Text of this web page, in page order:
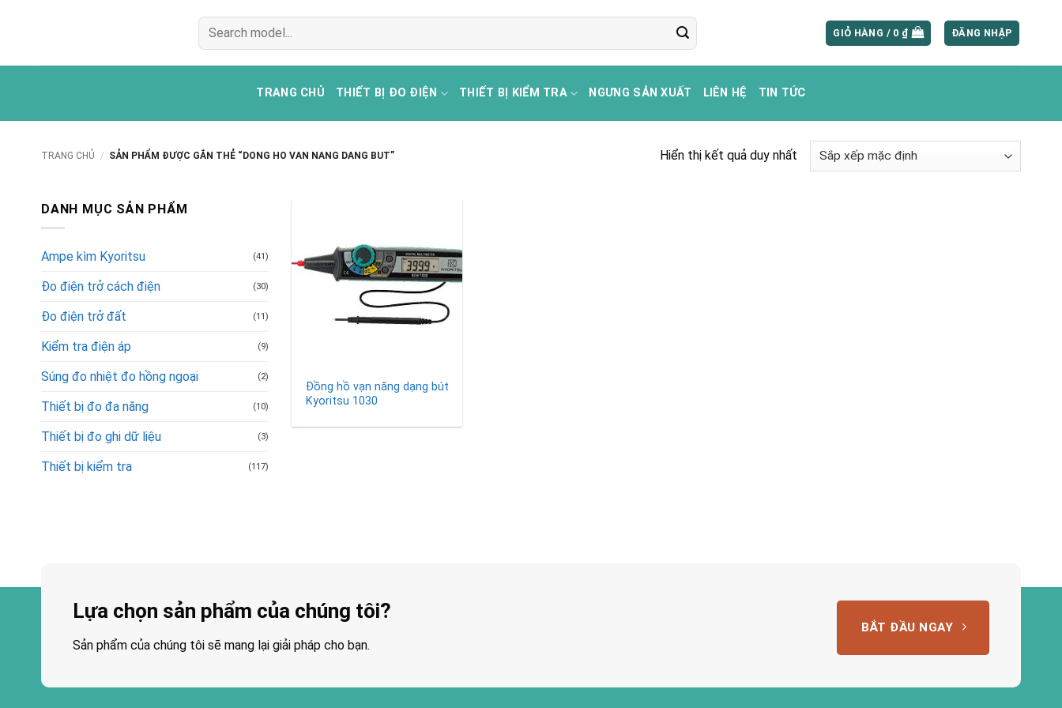
dung
Tìm
kiếm:
GIỎ HÀNG / 0 ₫ ĐĂNG NHẬP
TRANG CHỦ THIẾT BỊ ĐO ĐIỆN THIẾT BỊ KIỂM TRA NGƯNG SẢN XUẤT LIÊN HỆ TIN TỨC
TRANG CHỦ / SẢN PHẨM ĐƯỢC GẮN THẺ “DONG HO VAN NANG DANG BUT” Hiển thị kết quả duy nhất
DANH MỤC SẢN PHẨM
Ampe kìm Kyoritsu (41)
Đo điện trở cách điện (30)
Đo điện trở đất (11)
Kiểm tra điện áp (9)
Súng đo nhiệt đo hồng ngoại (2)
Thiết bị đo đa năng (10)
Thiết bị đo ghi dữ liệu (3)
Thiết bị kiểm tra (117)
Đồng hồ vạn năng dạng bút
Kyoritsu 1030
Lựa chọn sản phẩm của chúng tôi?
Sản phẩm của chúng tôi sẽ mang lại giải pháp cho bạn.
BẮT ĐẦU NGAY